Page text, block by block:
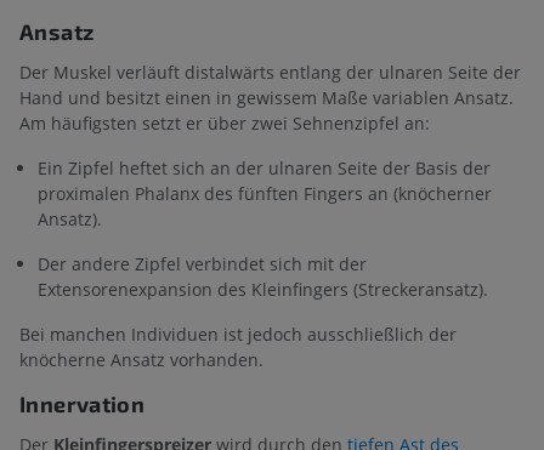
Ansatz
Der Muskel verläuft distalwärts entlang der ulnaren Seite der
Hand und besitzt einen in gewissem Maße variablen Ansatz.
Am häufigsten setzt er über zwei Sehnenzipfel an:
Ein Zipfel heftet sich an der ulnaren Seite der Basis der
proximalen Phalanx des fünften Fingers an (knöcherner
Ansatz).
Der andere Zipfel verbindet sich mit der
Extensorenexpansion des Kleinfingers (Streckeransatz).
Bei manchen Individuen ist jedoch ausschließlich der
knöcherne Ansatz vorhanden.
Innervation
Der Kleinfingerspreizer wird durch den tiefen Ast des